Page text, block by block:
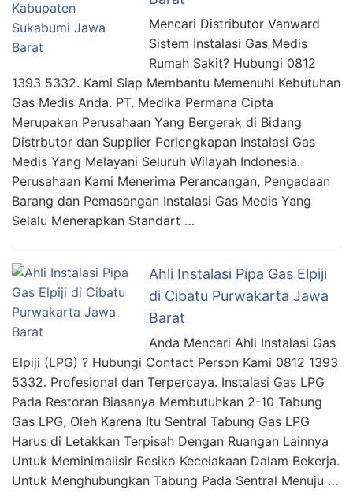
Mencari Distributor Vanward
Sistem Instalasi Gas Medis
Rumah Sakit? Hubungi 0812
1393 5332. Kami Siap Membantu Memenuhi Kebutuhan
Gas Medis Anda. PT. Medika Permana Cipta
Merupakan Perusahaan Yang Bergerak di Bidang
Distrbutor dan Supplier Perlengkapan Instalasi Gas
Medis Yang Melayani Seluruh Wilayah Indonesia.
Perusahaan Kami Menerima Perancangan, Pengadaan
Barang dan Pemasangan Instalasi Gas Medis Yang
Selalu Menerapkan Standart …
Ahli Instalasi Pipa Gas Elpiji
di Cibatu Purwakarta Jawa
Barat
Anda Mencari Ahli Instalasi Gas
Elpiji (LPG) ? Hubungi Contact Person Kami 0812 1393
5332. Profesional dan Terpercaya. Instalasi Gas LPG
Pada Restoran Biasanya Membutuhkan 2-10 Tabung
Gas LPG, Oleh Karena Itu Sentral Tabung Gas LPG
Harus di Letakkan Terpisah Dengan Ruangan Lainnya
Untuk Meminimalisir Resiko Kecelakaan Dalam Bekerja.
Untuk Menghubungkan Tabung Pada Sentral Menuju …